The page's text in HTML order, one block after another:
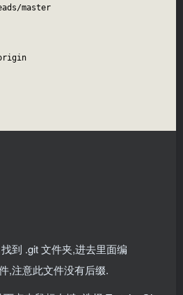
master
到 .git 文件夹,进去里面编
,注意此文件没有后缀.